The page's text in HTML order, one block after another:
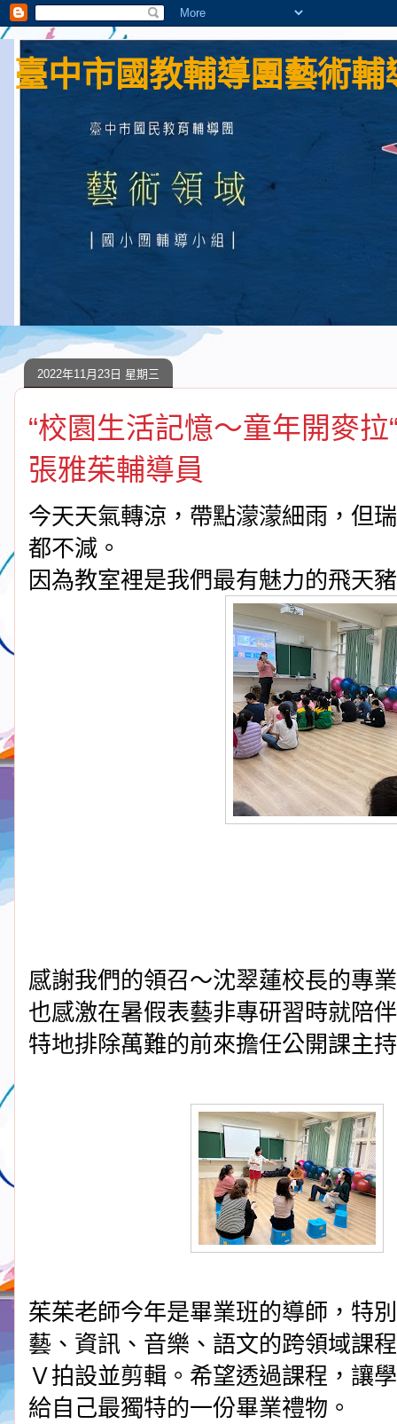
臺中市國教輔導團藝術
2022年11月23日 星期三
“校園生活記憶～童年開麥
張雅茱輔導員
今天天氣轉涼，帶點濛濛細雨，但
都不減。
因為教室裡是我們最有魅力的飛天
感謝我們的領召～沈翠蓮校長的專
也感激在暑假表藝非專研習時就陪
特地排除萬難的前來擔任公開課主
茱茱老師今年是畢業班的導師，特
藝、資訊、音樂、語文的跨領域課
Ｖ拍設並剪輯。希望透過課程，讓
給自己最獨特的一份畢業禮物。